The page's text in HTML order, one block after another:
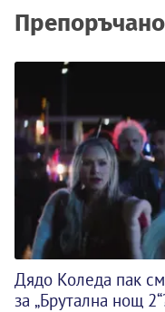
Препоръчано
Дядо Коледа пак
за „Брутална нощ